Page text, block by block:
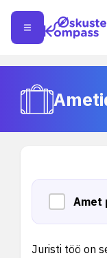
Amet
Juristi töö on